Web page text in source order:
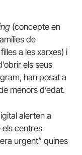
(concepte en
de
a les xarxes) i
els seus
han posat a
menors d’edat.
alerten a
els centres
urgent” quines